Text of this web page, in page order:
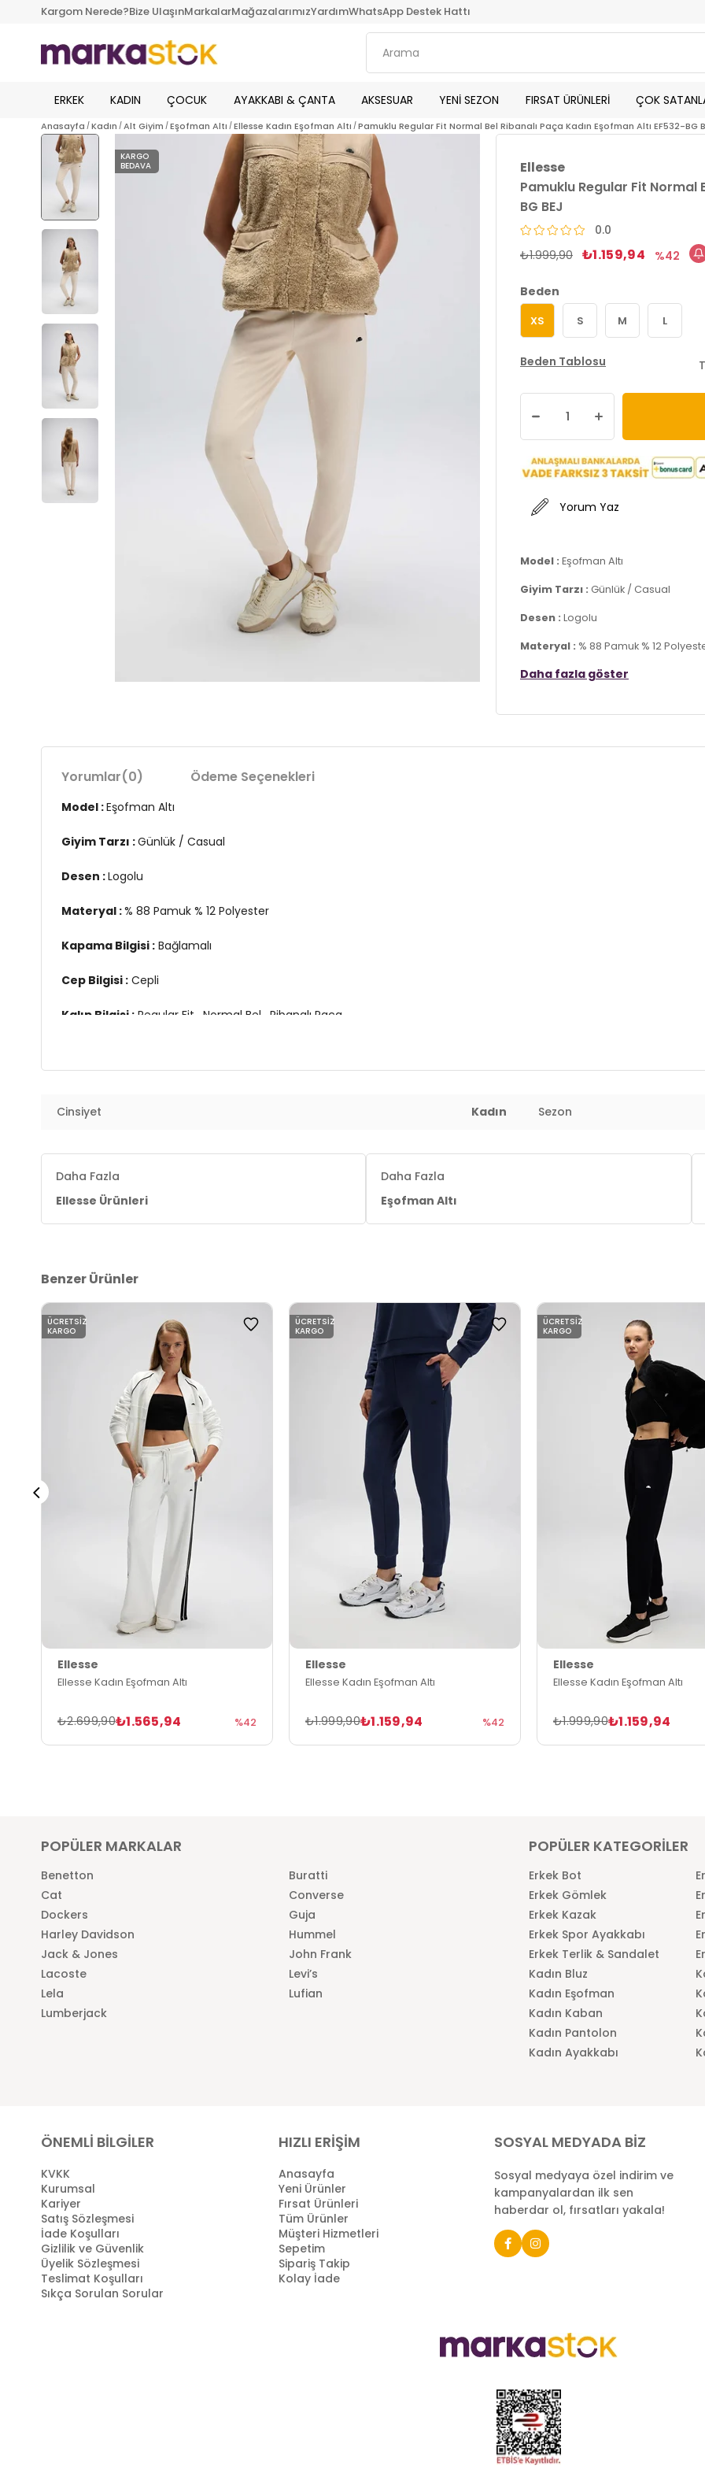
Kargom Nerede?Bize UlaşınMarkalarMağazalarımızYardımWhatsApp Destek Hattı
ERKEK KADIN ÇOCUK AYAKKABI & ÇANTA AKSESUAR YENİ SEZON FIRSAT ÜRÜNLERİ ÇOK
Anasayfa Kadın Alt Giyim Eşofman Altı Ellesse Kadın Eşofman Altı Pamuklu Regular Fit Normal Bel Ribanalı Paça Kadın Eşofman Altı EF532-BG
KARGO
BEDAVA
Ellesse
Pamuklu Regular Fit Normal
BG BEJ
0.0
₺1.999,90 ₺1.159,94 42
Beden
XS S M L
Beden Tablosu
Yorum Yaz
Model : Eşofman Altı
Giyim Tarzı : Günlük / Casual
Desen : Logolu
Materyal : % 88 Pamuk % 12
Kapama Bilgisi :Bağlamalı
Daha fazla göster
Yorumlar(0) Ödeme Seçenekleri
Model :Eşofman Altı
Giyim Tarzı :Günlük / Casual
Desen :Logolu
Materyal :% 88 Pamuk % 12 Polyester
Kapama Bilgisi : Bağlamalı
Cep Bilgisi : Cepli
Kalıp Bilgisi : Regular Fit , Normal Bel , Ribanalı Paça
2DKEF532BG.17
Cinsiyet Kadın Sezon
Daha Fazla
Ellesse Ürünleri
Daha Fazla
Eşofman Altı
Benzer Ürünler
Ellesse
Ellesse Kadın Eşofman Altı
₺1.565,94
₺2.699,90 %42
ÜCRETSIZ
KARGO
Ellesse
Ellesse Kadın Eşofman Altı
₺1.159,94
₺1.999,90 %42
ÜCRETSIZ
KARGO
Ellesse
Ellesse Kadın Eşofman Altı
₺1.159,94
₺1.999,90
ÜCRETSIZ
KARGO
POPÜLER MARKALAR
Benetton
Buratti
Cat
Converse
Dockers
Guja
Harley Davidson
Hummel
Jack & Jones
John Frank
Lacoste
Levi’s
Lela
Lufian
Lumberjack
POPÜLER KATEGORİLER
Erkek Bot
Erkek Gömlek
Erkek Kazak
Erkek Spor Ayakkabı
Erkek Terlik & Sandalet
Kadın Bluz
Kadın Eşofman
Kadın Kaban
Kadın Pantolon
Kadın Ayakkabı
ÖNEMLİ BİLGİLER
KVKK
Kurumsal
Kariyer
Satış Sözleşmesi
İade Koşulları
Gizlilik ve Güvenlik
Üyelik Sözleşmesi
Teslimat Koşulları
Sıkça Sorulan Sorular
HIZLI ERİŞİM
Anasayfa
Yeni Ürünler
Fırsat Ürünleri
Tüm Ürünler
Müşteri Hizmetleri
Sepetim
Sipariş Takip
Kolay İade
SOSYAL MEDYADA BİZ
Sosyal medyaya özel indirim ve
kampanyalardan ilk sen
haberdar ol, fırsatları yakala!